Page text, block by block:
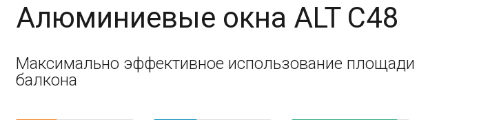
Алюминиевые окна ALT C48
Максимально эффективное использование площади
балкона